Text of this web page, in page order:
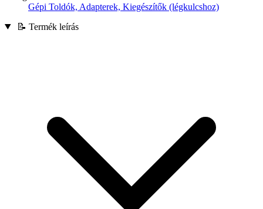
Gépi Toldók, Adapterek, Kiegészítők (légkulcshoz)
📝 Termék leírás